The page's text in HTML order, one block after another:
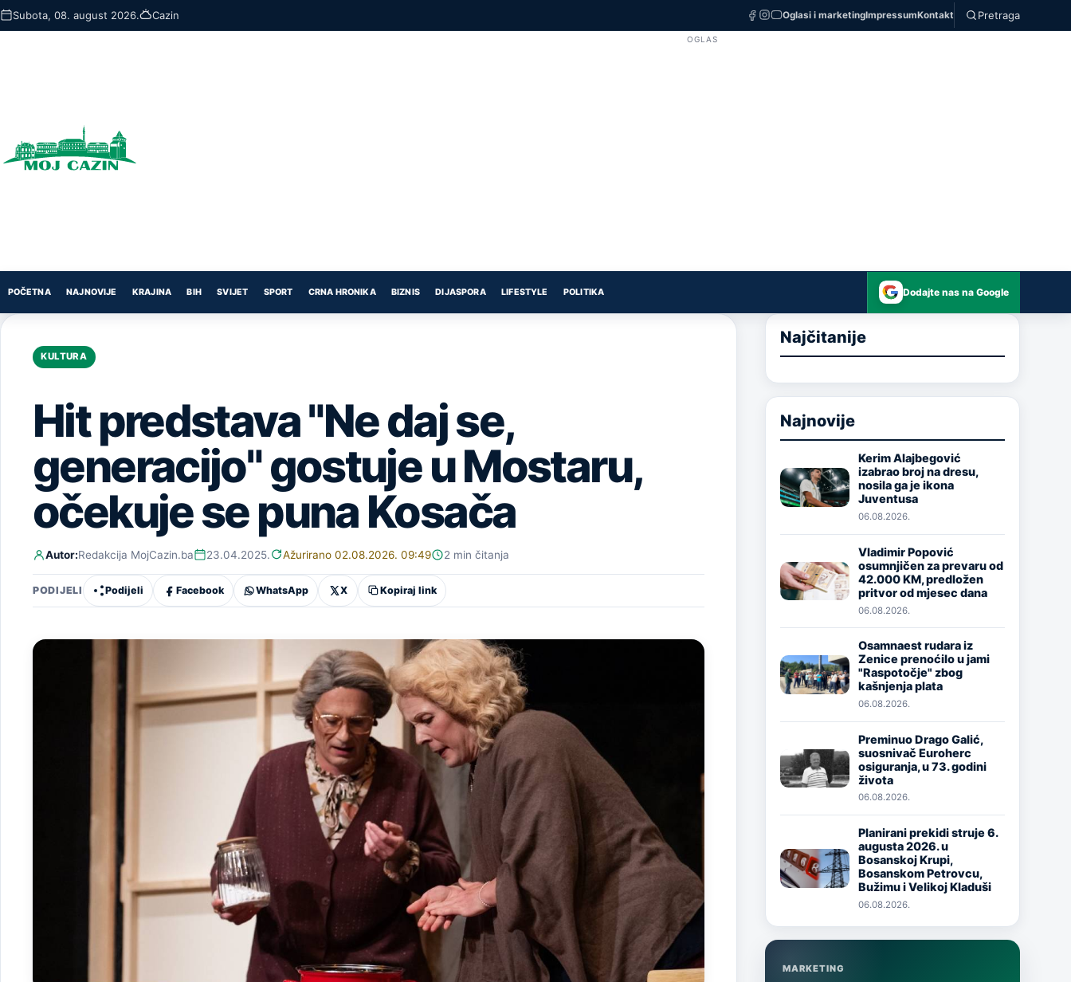
Skip
to
Subota, 08. august 2026. Cazin Oglasi i marketingImpressumKontakt Pretraga
OGLAS
POČETNA NAJNOVIJE KRAJINA BIH SVIJET SPORT CRNA HRONIKA BIZNIS DIJASPORA LIFESTYLE POLITIKA Dodajte nas na Google
KULTURA
Hit predstava "Ne daj se,
generacijo" gostuje u Mostaru,
očekuje se puna Kosača
Autor:Redakcija MojCazin.ba 23.04.2025. Ažurirano 02.08.2026. 09:49 2 min čitanja
PODIJELI Podijeli Facebook WhatsApp X Kopiraj link
Najčitanije
Najnovije
Image
Kerim Alajbegović
izabrao broj na dresu,
nosila ga je ikona
Juventusa
06.08.2026.
Image
Vladimir Popović
osumnjičen za prevaru od
42.000 KM, predložen
pritvor od mjesec dana
06.08.2026.
Image
Osamnaest rudara iz
Zenice prenoćilo u jami
"Raspotočje" zbog
kašnjenja plata
06.08.2026.
Image
Preminuo Drago Galić,
suosnivač Euroherc
osiguranja, u 73. godini
života
06.08.2026.
Image
Planirani prekidi struje 6.
augusta 2026. u
Bosanskoj Krupi,
Bosanskom Petrovcu,
Bužimu i Velikoj Kladuši
06.08.2026.
MARKETING